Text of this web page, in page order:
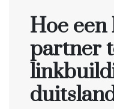
Hoe
partner